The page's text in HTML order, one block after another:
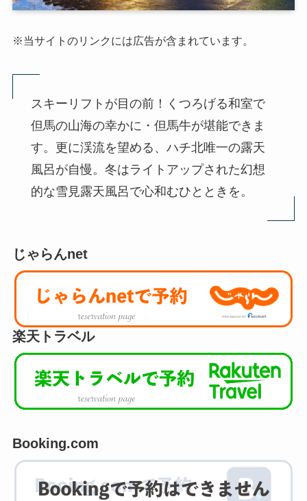
※当サイトのリンクには広告が含まれています。
スキーリフトが目の前！くつろげる和室で
但馬の山海の幸かに・但馬牛が堪能できま
す。更に渓流を望める、ハチ北唯一の露天
風呂が自慢。冬はライトアップされた幻想
的な雪見露天風呂で心和むひとときを。
じゃらんnet
楽天トラベル
Booking.com